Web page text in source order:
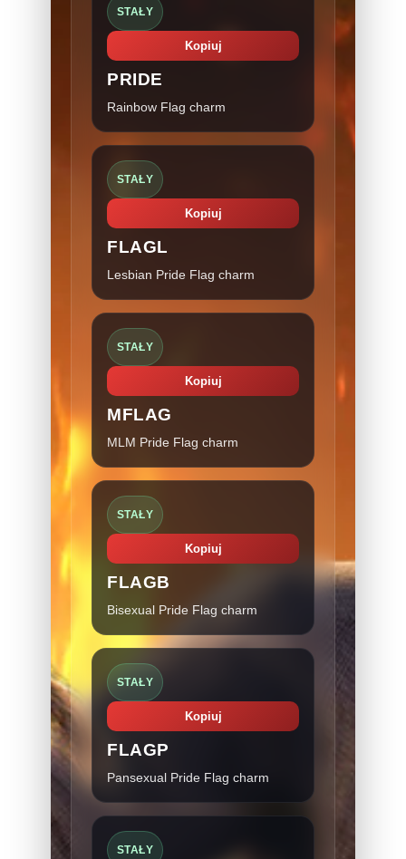
STAŁY
Kopiuj
PRIDE
Rainbow Flag charm
STAŁY
Kopiuj
FLAGL
Lesbian Pride Flag charm
STAŁY
Kopiuj
MFLAG
MLM Pride Flag charm
STAŁY
Kopiuj
FLAGB
Bisexual Pride Flag charm
STAŁY
Kopiuj
FLAGP
Pansexual Pride Flag charm
STAŁY